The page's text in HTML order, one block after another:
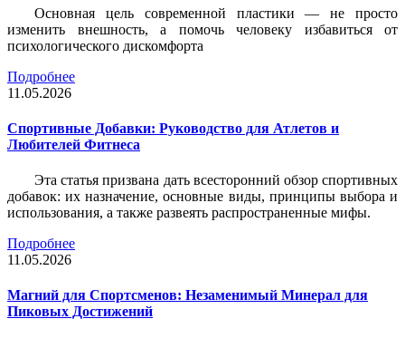
Основная цель современной пластики — не просто
изменить внешность, а помочь человеку избавиться от
психологического дискомфорта
Подробнее
11.05.2026
Спортивные Добавки: Руководство для Атлетов и
Любителей Фитнеса
Эта статья призвана дать всесторонний обзор спортивных
добавок: их назначение, основные виды, принципы выбора и
использования, а также развеять распространенные мифы.
Подробнее
11.05.2026
Магний для Спортсменов: Незаменимый Минерал для
Пиковых Достижений